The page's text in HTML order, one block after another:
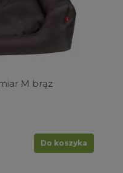
M brąz
Do koszyka